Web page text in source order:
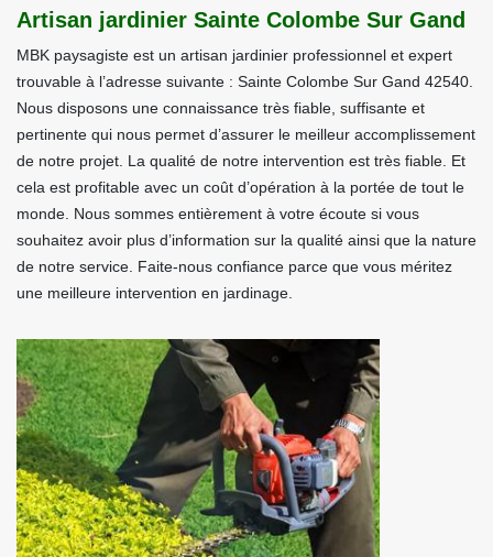
Artisan jardinier Sainte Colombe Sur Gand
MBK paysagiste est un artisan jardinier professionnel et expert
trouvable à l’adresse suivante : Sainte Colombe Sur Gand 42540.
Nous disposons une connaissance très fiable, suffisante et
pertinente qui nous permet d’assurer le meilleur accomplissement
de notre projet. La qualité de notre intervention est très fiable. Et
cela est profitable avec un coût d’opération à la portée de tout le
monde. Nous sommes entièrement à votre écoute si vous
souhaitez avoir plus d’information sur la qualité ainsi que la nature
de notre service. Faite-nous confiance parce que vous méritez
une meilleure intervention en jardinage.